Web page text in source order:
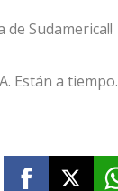
Sudamerica!!
Están a tiempo.